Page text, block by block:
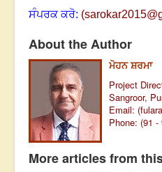
ਸੰਪਰਕ ਕਰੋ: (
About the Author
ਮੋਹਨ ਸ਼ਰਮਾ
Project
Sangroor,
Email: (
Phone: (91 -
More articles from